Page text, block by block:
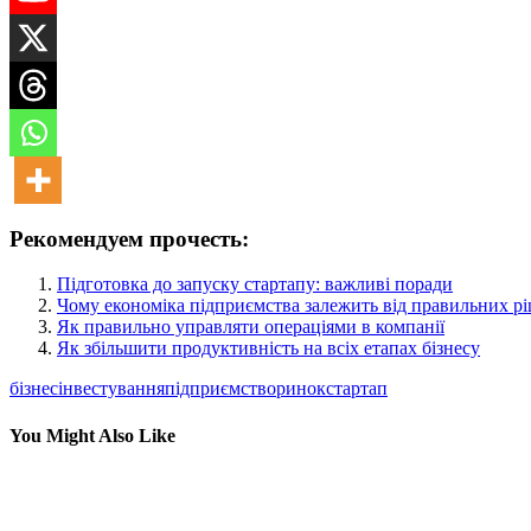
Рекомендуем прочесть:
Підготовка до запуску стартапу: важливі поради
Чому економіка підприємства залежить від правильних
Як правильно управляти операціями в компанії
Як збільшити продуктивність на всіх етапах бізнесу
бізнесінвестуванняпідприємстворинокстартап
You Might Also Like